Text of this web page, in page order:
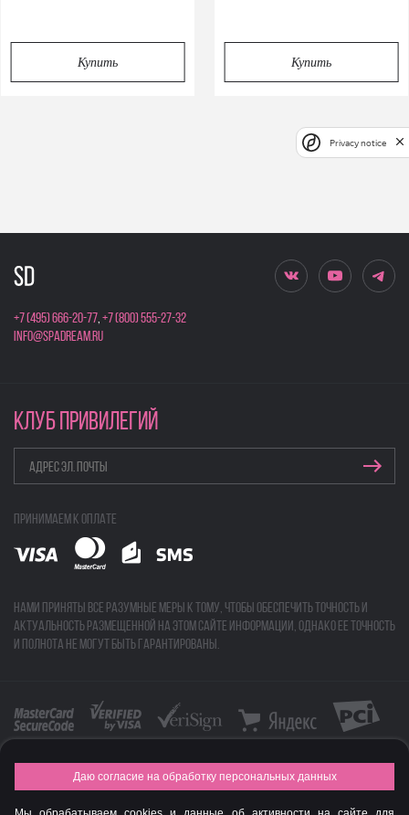
Купить Купить
+7 (495) 666-20-77,+7 (800) 555-27-32
info@spadream.ru
КЛУБ ПРИВИЛЕГИЙ
Принимаем к оплате
Нами приняты все разумные меры к тому, чтобы обеспечить точность и
актуальность размещенной на этом сайте информации, однако ее точность
и полнота не могут быть гарантированы.
FASHION NEW YEAR AWARDS 2015
Даю согласие на обработку персональных данных
Privacy notice